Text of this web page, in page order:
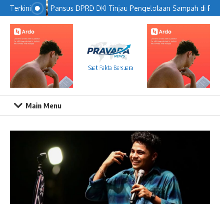
Lewati ke konten
Terkini Pansus DPRD DKI Tinjau Pengelolaan Sampah di PIK
Saat Fakta Bersuara
Main Menu